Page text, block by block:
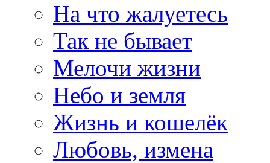
На что жалуетесь
Так не бывает
Мелочи жизни
Небо и земля
Жизнь и кошелёк
Любовь, измена